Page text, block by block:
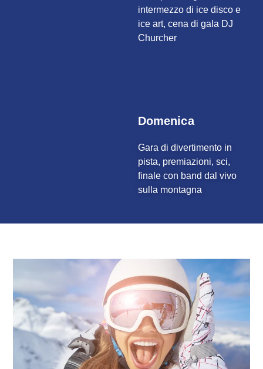
intermezzo di ice disco e
ice art, cena di gala DJ
Churcher
Domenica
Gara di divertimento in
pista, premiazioni, sci,
finale con band dal vivo
sulla montagna